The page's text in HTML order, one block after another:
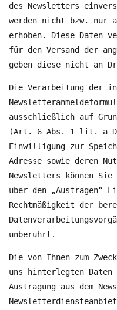
des Newsletters
werden nicht bzw.
erhoben. Diese Daten
für den Versand der
geben diese nicht an
Die Verarbeitung der
ausschließlich auf
(Art. 6 Abs. 1 lit. a
Einwilligung zur
Adresse sowie deren
Newsletters können
über den „Austragen“-
Rechtmäßigkeit der
unberührt.
Die von Ihnen zum
uns hinterlegten
Austragung aus dem